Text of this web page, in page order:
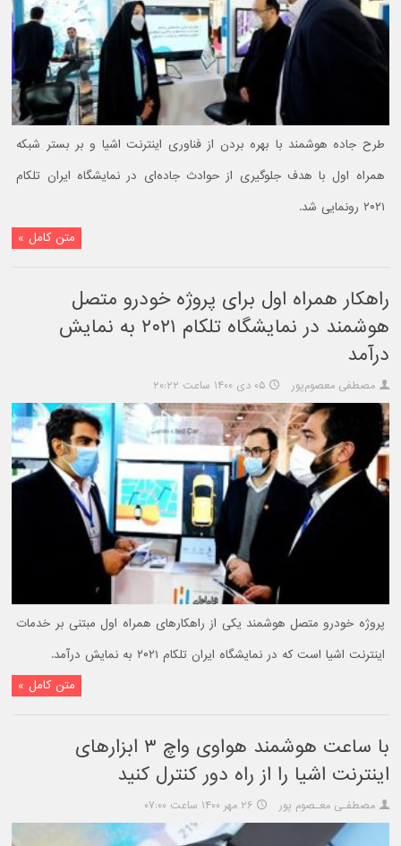
طرح جاده هوشمند با بهره بردن از فناوری اینترنت اشیا و بر بستر شبکه
همراه اول با هدف جلوگیری از حوادث جاده‌ای در نمایشگاه ایران تلکام
۲۰۲۱ رونمایی شد.
متن کامل »
راهکار همراه اول برای پروژه خودرو متصل
هوشمند در نمایشگاه تلکام ۲۰۲۱ به نمایش
درآمد
مصطفی معصوم‌پور ۰۵ دی ۱۴۰۰ ساعت ۲۰:۲۲
پروژه خودرو متصل هوشمند یکی از راهکارهای همراه اول مبتنی بر خدمات
اینترنت اشیا است که در نمایشگاه ایران تلکام ۲۰۲۱ به نمایش درآمد.
متن کامل »
با ساعت هوشمند هواوی واچ ۳ ابزارهای
اینترنت اشیا را از راه دور کنترل کنید
مصطفـی معـصوم پور ۲۶ مهر ۱۴۰۰ ساعت ۰۷:۰۰